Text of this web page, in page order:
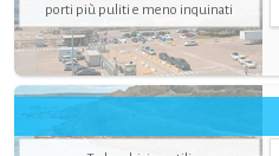
porti più puliti e meno inquinati